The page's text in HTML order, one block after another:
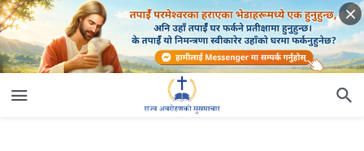
३२. म ख्रीष्टविरोधीहरूका दुष्ट शक्तिविरुद्ध लड्ने आँट गर्छु